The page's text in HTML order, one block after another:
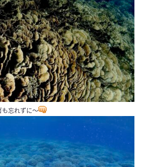
忘れずに〜